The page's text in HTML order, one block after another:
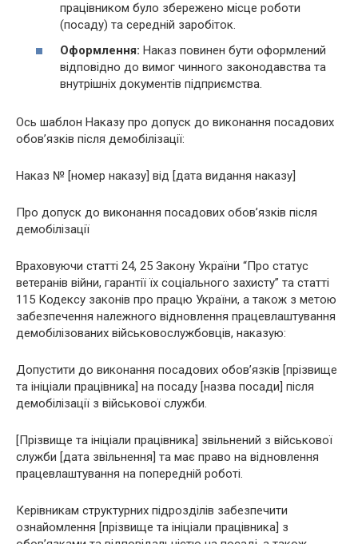
працівником було збережено місце роботи
(посаду) та середній заробіток.
Оформлення: Наказ повинен бути оформлений
відповідно до вимог чинного законодавства та
внутрішніх документів підприємства.
Ось шаблон Наказу про допуск до виконання посадових
обов’язків після демобілізації:
Наказ № [номер наказу] від [дата видання наказу]
Про допуск до виконання посадових обов’язків після
демобілізації
Враховуючи статті 24, 25 Закону України “Про статус
ветеранів війни, гарантії їх соціального захисту” та статті
115 Кодексу законів про працю України, а також з метою
забезпечення належного відновлення працевлаштування
демобілізованих військовослужбовців, наказую:
Допустити до виконання посадових обов’язків [прізвище
та ініціали працівника] на посаду [назва посади] після
демобілізації з військової служби.
[Прізвище та ініціали працівника] звільнений з військової
служби [дата звільнення] та має право на відновлення
працевлаштування на попередній роботі.
Керівникам структурних підрозділів забезпечити
ознайомлення [прізвище та ініціали працівника] з